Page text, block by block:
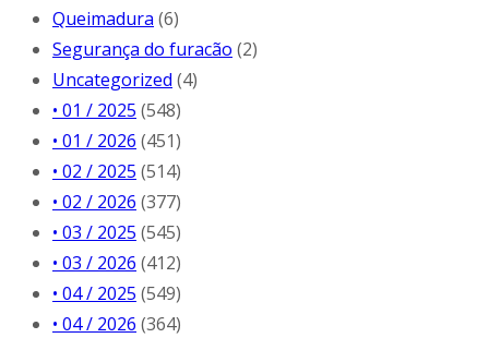
Queimadura (6)
Segurança do furacão (2)
Uncategorized (4)
• 01 / 2025 (548)
• 01 / 2026 (451)
• 02 / 2025 (514)
• 02 / 2026 (377)
• 03 / 2025 (545)
• 03 / 2026 (412)
• 04 / 2025 (549)
• 04 / 2026 (364)